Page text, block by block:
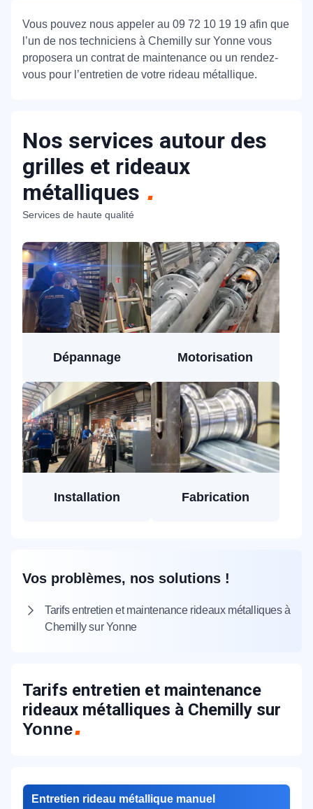
Vous pouvez nous appeler au 09 72 10 19 19 afin que
l’un de nos techniciens à Chemilly sur Yonne vous
proposera un contrat de maintenance ou un rendez-
vous pour l’entretien de votre rideau métallique.
Nos services autour des
grilles et rideaux
métalliques
Services de haute qualité
Dépannage Motorisation
Installation Fabrication
Vos problèmes, nos solutions !
Tarifs entretien et maintenance rideaux métalliques à
Chemilly sur Yonne
Tarifs entretien et maintenance
rideaux métalliques à Chemilly sur
Yonne
Entretien rideau métallique manuel